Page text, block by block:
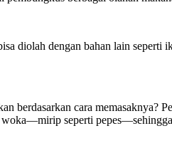
diolah dengan bahan lain seperti
berdasarkan cara memasaknya?
seperti